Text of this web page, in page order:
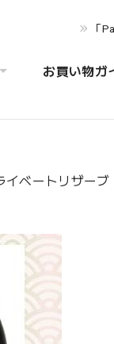
「
お買い物ガ
イベートリザー